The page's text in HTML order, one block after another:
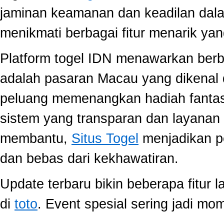
jaminan keamanan dan keadilan
menikmati berbagai fitur menarik
Platform togel IDN menawarkan
adalah pasaran Macau yang
peluang memenangkan hadiah
sistem yang transparan dan
membantu, Situs Togel menjadikan
dan bebas dari kekhawatiran.
Update terbaru bikin beberapa fitur
di toto. Event spesial sering jadi